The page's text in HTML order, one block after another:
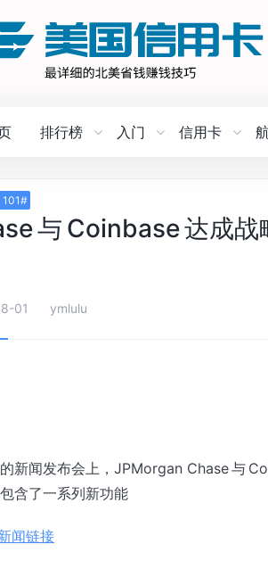
排行榜 入门 信用卡
101#
与 Coinbase 达成
01 ymlulu
新闻发布会上，JPMorgan Chase 与
含了一系列新功能
闻链接